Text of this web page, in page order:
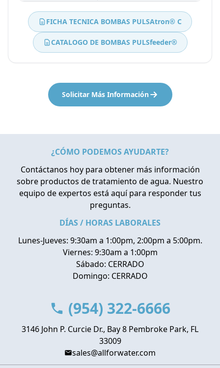
FICHA TECNICA BOMBAS PULSAtron® C
CATALOGO DE BOMBAS PULSfeeder®
Solicitar Más Información
¿CÓMO PODEMOS AYUDARTE?
Contáctanos hoy para obtener más información
sobre productos de tratamiento de agua. Nuestro
equipo de expertos está aquí para responder tus
preguntas.
DÍAS / HORAS LABORALES
Lunes-Jueves: 9:30am a 1:00pm, 2:00pm a 5:00pm.
Viernes: 9:30am a 1:00pm
Sábado: CERRADO
Domingo: CERRADO
(954) 322-6666
3146 John P. Curcie Dr., Bay 8 Pembroke Park, FL
33009
sales@allforwater.com